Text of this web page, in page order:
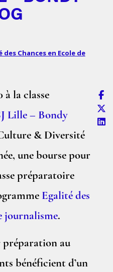
des Chances en Ecole de
à la classe
Lille – Bondy
& Diversité
une bourse pour
préparatoire
Egalité des
journalisme.
préparation au
bénéficient d’un